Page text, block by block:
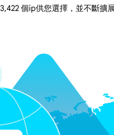
個ip供您選擇，並不斷擴